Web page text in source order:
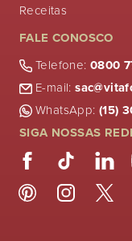
Receitas
FALE CONOSCO
Telefone: 0800
E-mail:
WhatsApp: (15)
SIGA NOSSAS